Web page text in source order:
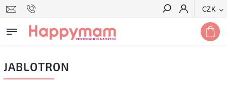
CZK
Hledat
JABLOTRON